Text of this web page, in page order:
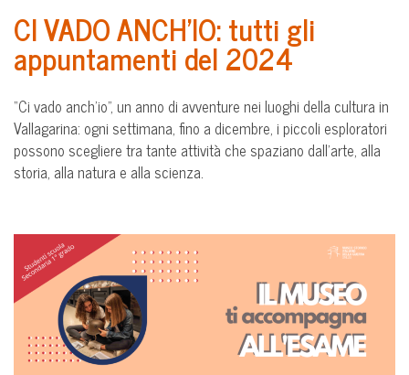
CI VADO ANCH’IO: tutti gli
appuntamenti del 2024
“Ci vado anch’io”, un anno di avventure nei luoghi della cultura in
Vallagarina: ogni settimana, fino a dicembre, i piccoli esploratori
possono scegliere tra tante attività che spaziano dall’arte, alla
storia, alla natura e alla scienza.